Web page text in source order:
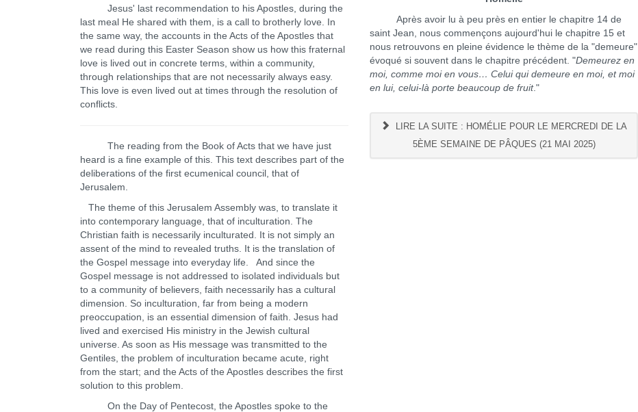
Jesus' last recommendation to his Apostles, during the
last meal He shared with them, is a call to brotherly love. In
the same way, the accounts in the Acts of the Apostles that
we read during this Easter Season show us how this fraternal
love is lived out in concrete terms, within a community,
through relationships that are not necessarily always easy.
This love is even lived out at times through the resolution of
conflicts.
The reading from the Book of Acts that we have just
heard is a fine example of this. This text describes part of the
deliberations of the first ecumenical council, that of
Jerusalem.
The theme of this Jerusalem Assembly was, to translate it
into contemporary language, that of inculturation. The
Christian faith is necessarily inculturated. It is not simply an
assent of the mind to revealed truths. It is the translation of
the Gospel message into everyday life. And since the
Gospel message is not addressed to isolated individuals but
to a community of believers, faith necessarily has a cultural
dimension. So inculturation, far from being a modern
preoccupation, is an essential dimension of faith. Jesus had
lived and exercised His ministry in the Jewish cultural
universe. As soon as His message was transmitted to the
Gentiles, the problem of inculturation became acute, right
from the start; and the Acts of the Apostles describes the first
solution to this problem.
On the Day of Pentecost, the Apostles spoke to the
Après avoir lu à peu près en entier le chapitre 14 de
saint Jean, nous commençons aujourd'hui le chapitre 15 et
nous retrouvons en pleine évidence le thème de la "demeure"
évoqué si souvent dans le chapitre précédent. "Demeurez en
moi, comme moi en vous… Celui qui demeure en moi, et moi
en lui, celui-là porte beaucoup de fruit."
LIRE LA SUITE : HOMÉLIE POUR LE MERCREDI DE LA
5ÈME SEMAINE DE PÂQUES (21 MAI 2025)